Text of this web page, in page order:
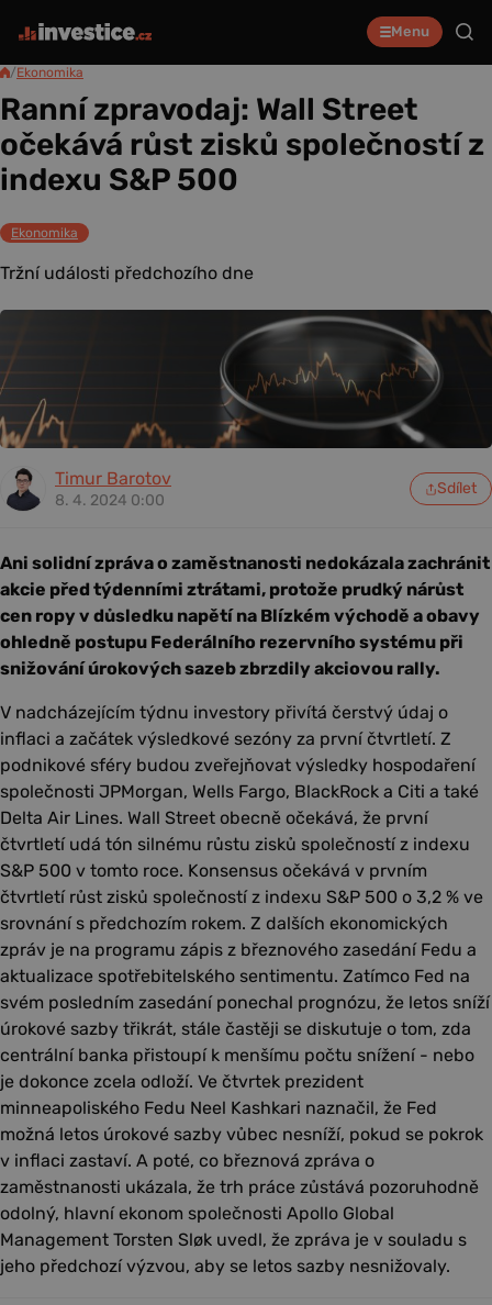
Menu
/Ekonomika
Ranní zpravodaj: Wall Street
očekává růst zisků společností z
indexu S&P 500
Ekonomika
Tržní události předchozího dne
Timur Barotov
8. 4. 2024 0:00
Sdílet
Ani solidní zpráva o zaměstnanosti nedokázala zachránit
akcie před týdenními ztrátami, protože prudký nárůst
cen ropy v důsledku napětí na Blízkém východě a obavy
ohledně postupu Federálního rezervního systému při
snižování úrokových sazeb zbrzdily akciovou rally.
V nadcházejícím týdnu investory přivítá čerstvý údaj o
inflaci a začátek výsledkové sezóny za první čtvrtletí. Z
podnikové sféry budou zveřejňovat výsledky hospodaření
společnosti JPMorgan, Wells Fargo, BlackRock a Citi a také
Delta Air Lines. Wall Street obecně očekává, že první
čtvrtletí udá tón silnému růstu zisků společností z indexu
S&P 500 v tomto roce. Konsensus očekává v prvním
čtvrtletí růst zisků společností z indexu S&P 500 o 3,2 % ve
srovnání s předchozím rokem. Z dalších ekonomických
zpráv je na programu zápis z březnového zasedání Fedu a
aktualizace spotřebitelského sentimentu. Zatímco Fed na
svém posledním zasedání ponechal prognózu, že letos sníží
úrokové sazby třikrát, stále častěji se diskutuje o tom, zda
centrální banka přistoupí k menšímu počtu snížení - nebo
je dokonce zcela odloží. Ve čtvrtek prezident
minneapoliského Fedu Neel Kashkari naznačil, že Fed
možná letos úrokové sazby vůbec nesníží, pokud se pokrok
v inflaci zastaví. A poté, co březnová zpráva o
zaměstnanosti ukázala, že trh práce zůstává pozoruhodně
odolný, hlavní ekonom společnosti Apollo Global
Management Torsten Sløk uvedl, že zpráva je v souladu s
jeho předchozí výzvou, aby se letos sazby nesnižovaly.